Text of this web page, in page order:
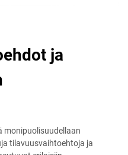
ja
monipuolisuudellaan
tilavuusvaihtoehtoja ja